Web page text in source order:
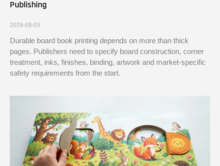
Publishing
2026-08-03
Durable board book printing depends on more than thick
pages. Publishers need to specify board construction, corner
treatment, inks, finishes, binding, artwork and market-specific
safety requirements from the start.